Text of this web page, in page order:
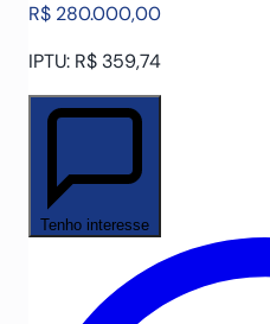
R$ 280.000,00
IPTU: R$ 359,74
Tenho interesse